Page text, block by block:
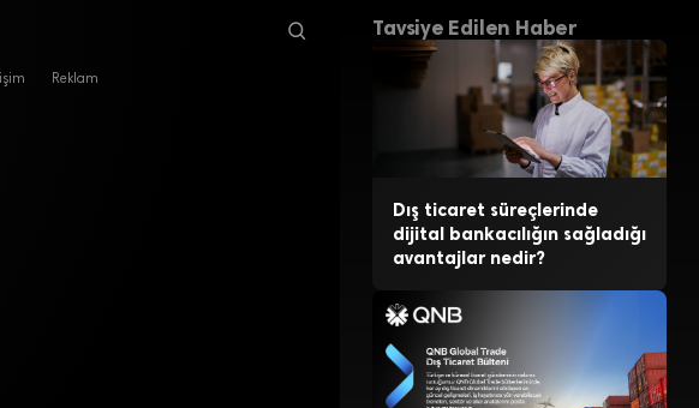
Reklam
Tavsiye Edilen Haber
Dış ticaret süreçlerinde
dijital bankacılığın sağladığı
avantajlar nedir?